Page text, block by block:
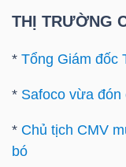
THỊ TRƯỜNG
* Tổng Giám đốc
* Safoco vừa
* Chủ tịch CMV
bó
(-)
Tất cả Cổ
Lãnh
đạo
(-)